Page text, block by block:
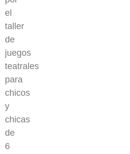
el
taller
de
juegos
teatrales
para
chicos
y
chicas
de
6